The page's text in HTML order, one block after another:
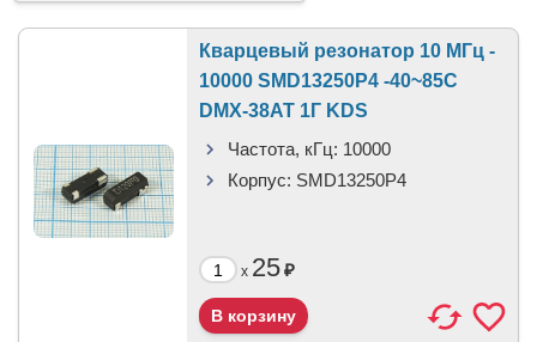
Кварцевый резонатор 10 МГц -
10000 SMD13250P4 -40~85C
DMX-38AT 1Г KDS
Частота, кГц: 10000
Корпус: SMD13250P4
x 25₽